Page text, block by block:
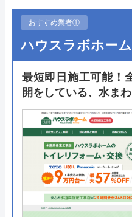
おすすめ業者①
ハウスラボホーム
最短即日施工可能！
開をしている、水ま